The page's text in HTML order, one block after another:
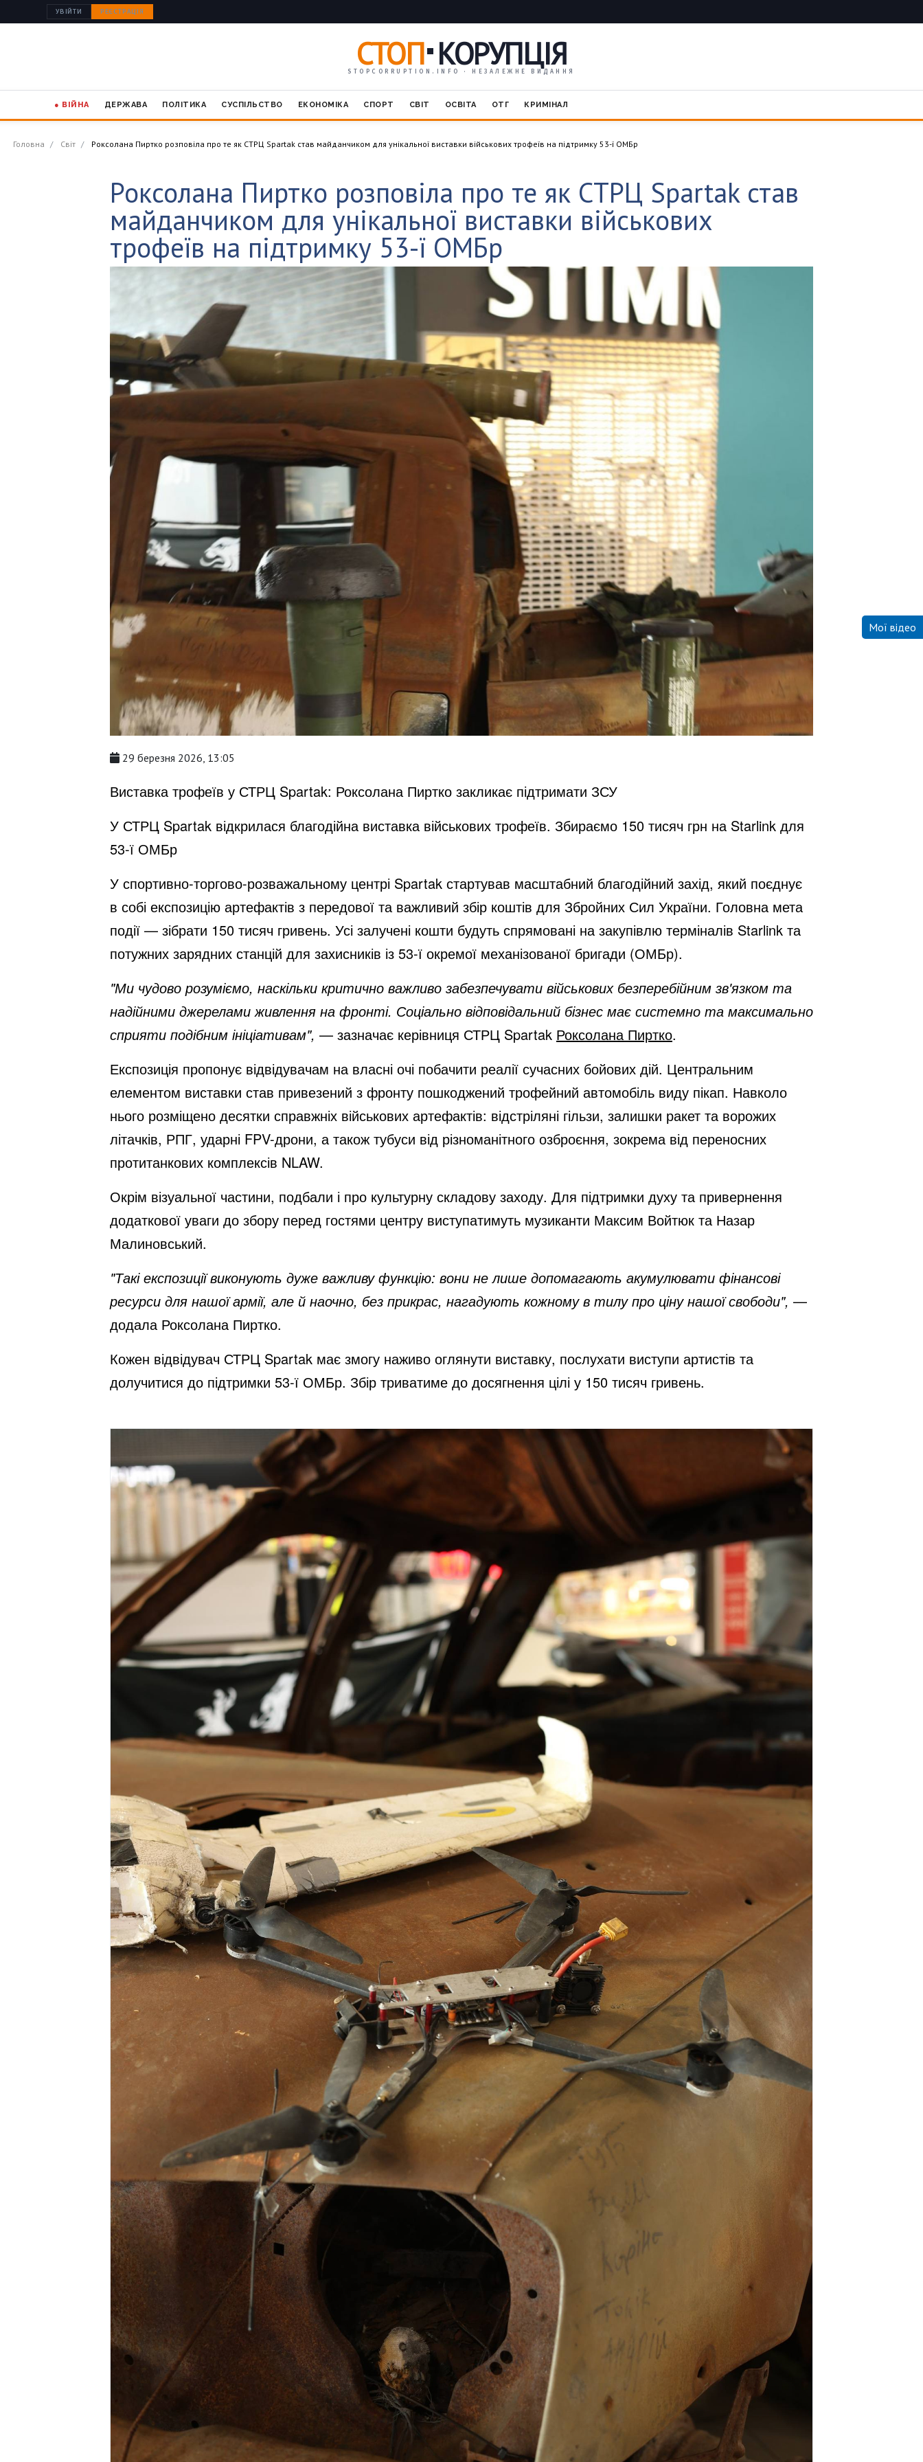
УВІЙТИ РЕЄСТРАЦІЯ
СТОП КОРУПЦІЯ
STOPCORRUPTION.INFO · НЕЗАЛЕЖНЕ ВИДАННЯ
● ВІЙНА ДЕРЖАВА ПОЛІТИКА СУСПІЛЬСТВО ЕКОНОМІКА СПОРТ СВІТ ОСВІТА ОТГ КРИМІНАЛ
Головна Світ Роксолана Пиртко розповіла про те як СТРЦ Spartak став майданчиком для унікальної виставки військових трофеїв на підтримку 53-ї ОМБр
Роксолана Пиртко розповіла про те як СТРЦ Spartak став
майданчиком для унікальної виставки військових
трофеїв на підтримку 53-ї ОМБр
29 березня 2026, 13:05
Виставка трофеїв у СТРЦ Spartak: Роксолана Пиртко закликає підтримати ЗСУ
У СТРЦ Spartak відкрилася благодійна виставка військових трофеїв. Збираємо 150 тисяч грн на Starlink для
53-ї ОМБр
У спортивно-торгово-розважальному центрі Spartak стартував масштабний благодійний захід, який поєднує
в собі експозицію артефактів з передової та важливий збір коштів для Збройних Сил України. Головна мета
події — зібрати 150 тисяч гривень. Усі залучені кошти будуть спрямовані на закупівлю терміналів Starlink та
потужних зарядних станцій для захисників із 53-ї окремої механізованої бригади (ОМБр).
"Ми чудово розуміємо, наскільки критично важливо забезпечувати військових безперебійним зв'язком та
надійними джерелами живлення на фронті. Соціально відповідальний бізнес має системно та максимально
сприяти подібним ініціативам", — зазначає керівниця СТРЦ Spartak Роксолана Пиртко.
Експозиція пропонує відвідувачам на власні очі побачити реалії сучасних бойових дій. Центральним
елементом виставки став привезений з фронту пошкоджений трофейний автомобіль виду пікап. Навколо
нього розміщено десятки справжніх військових артефактів: відстріляні гільзи, залишки ракет та ворожих
літачків, РПГ, ударні FPV-дрони, а також тубуси від різноманітного озброєння, зокрема від переносних
протитанкових комплексів NLAW.
Окрім візуальної частини, подбали і про культурну складову заходу. Для підтримки духу та привернення
додаткової уваги до збору перед гостями центру виступатимуть музиканти Максим Войтюк та Назар
Малиновський.
"Такі експозиції виконують дуже важливу функцію: вони не лише допомагають акумулювати фінансові
ресурси для нашої армії, але й наочно, без прикрас, нагадують кожному в тилу про ціну нашої свободи", —
додала Роксолана Пиртко.
Кожен відвідувач СТРЦ Spartak має змогу наживо оглянути виставку, послухати виступи артистів та
долучитися до підтримки 53-ї ОМБр. Збір триватиме до досягнення цілі у 150 тисяч гривень.
Мої відео